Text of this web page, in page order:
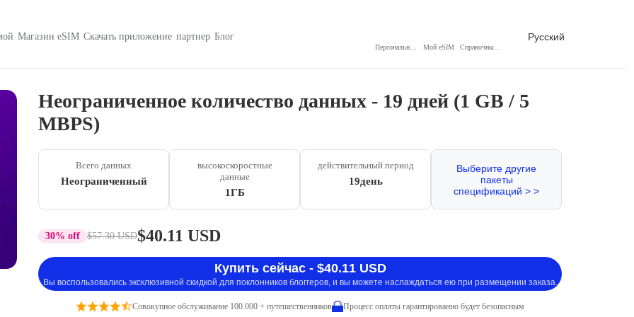
Магазин eSIM Скачать приложение партнер Блог
Мой eSIM
Русский
Неограниченное количество данных - 19 дней (1 GB / 5
MBPS)
Всего данных
Неограниченный
высокоскоростные
данные
1ГБ
действительный период
19день
Выберите другие
пакеты
спецификаций > >
30% off $57.30 USD$40.11 USD
Купить сейчас - $40.11 USD
Вы воспользовались эксклюзивной скидкой для поклонников блоггеров, и вы можете наслаждаться ею при размещении заказа.
Совокупное обслуживание 100 000 + путешественников Процесс оплаты гарантированно будет безопасным